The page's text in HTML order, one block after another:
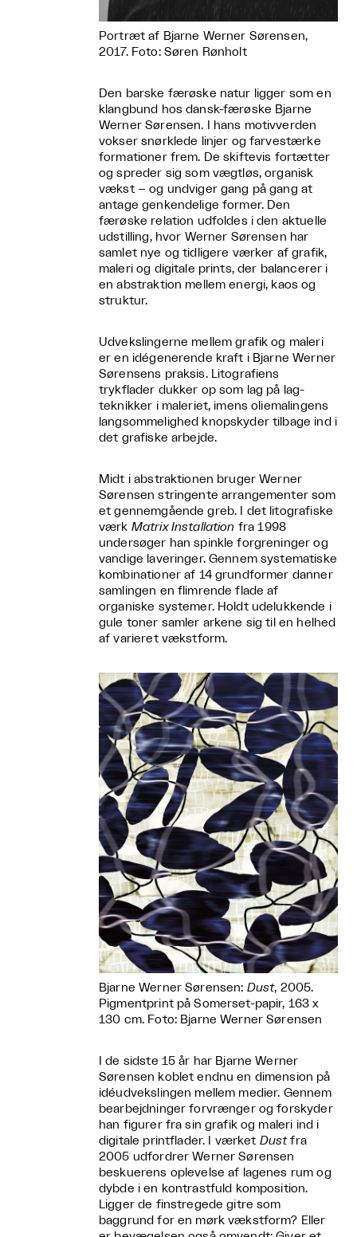
Portræt af Bjarne Werner Sørensen,
2017. Foto: Søren Rønholt
Den barske færøske natur ligger som en
klangbund hos dansk-færøske Bjarne
Werner Sørensen. I hans motivverden
vokser snørklede linjer og farvestærke
formationer frem. De skiftevis fortætter
og spreder sig som vægtløs, organisk
vækst – og undviger gang på gang at
antage genkendelige former. Den
færøske relation udfoldes i den aktuelle
udstilling, hvor Werner Sørensen har
samlet nye og tidligere værker af grafik,
maleri og digitale prints, der balancerer i
en abstraktion mellem energi, kaos og
struktur.
Udvekslingerne mellem grafik og maleri
er en idégenerende kraft i Bjarne Werner
Sørensens praksis. Litografiens
trykflader dukker op som lag på lag-
teknikker i maleriet, imens oliemalingens
langsommelighed knopskyder tilbage ind i
det grafiske arbejde.
Midt i abstraktionen bruger Werner
Sørensen stringente arrangementer som
et gennemgående greb. I det litografiske
værk Matrix Installation fra 1998
undersøger han spinkle forgreninger og
vandige laveringer. Gennem systematiske
kombinationer af 14 grundformer danner
samlingen en flimrende flade af
organiske systemer. Holdt udelukkende i
gule toner samler arkene sig til en helhed
af varieret vækstform.
Bjarne Werner Sørensen: Dust, 2005.
Pigmentprint på Somerset-papir, 163 x
130 cm. Foto: Bjarne Werner Sørensen
I de sidste 15 år har Bjarne Werner
Sørensen koblet endnu en dimension på
idéudvekslingen mellem medier. Gennem
bearbejdninger forvrænger og forskyder
han figurer fra sin grafik og maleri ind i
digitale printflader. I værket Dustfra
2005 udfordrer Werner Sørensen
beskuerens oplevelse af lagenes rum og
dybde i en kontrastfuld komposition.
Ligger de finstregede gitre som
baggrund for en mørk vækstform? Eller